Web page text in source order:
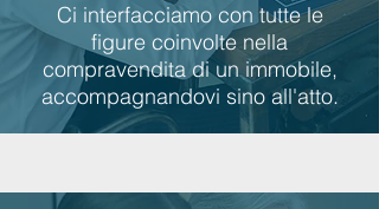
Ci interfacciamo con tutte le
figure coinvolte nella
compravendita di un immobile,
accompagnandovi sino all'atto.